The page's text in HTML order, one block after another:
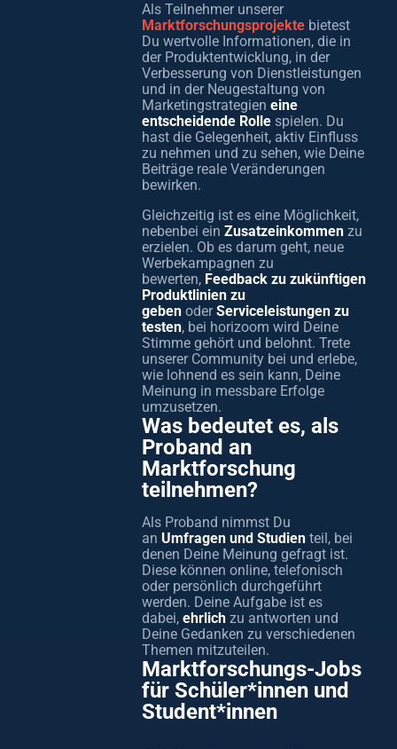
Als Teilnehmer unserer
Marktforschungsprojekte bietest
Du wertvolle Informationen, die in
der Produktentwicklung, in der
Verbesserung von Dienstleistungen
und in der Neugestaltung von
Marketingstrategien eine
entscheidende Rolle spielen. Du
hast die Gelegenheit, aktiv Einfluss
zu nehmen und zu sehen, wie Deine
Beiträge reale Veränderungen
bewirken.
Gleichzeitig ist es eine Möglichkeit,
nebenbei ein Zusatzeinkommen zu
erzielen. Ob es darum geht, neue
Werbekampagnen zu
bewerten, Feedback zu zukünftigen
Produktlinien zu
geben oderServiceleistungen zu
testen, bei horizoom wird Deine
Stimme gehört und belohnt. Trete
unserer Community bei und erlebe,
wie lohnend es sein kann, Deine
Meinung in messbare Erfolge
umzusetzen.
Was bedeutet es, als
Proband an
Marktforschung
teilnehmen?
Als Proband nimmst Du
an Umfragen und Studien teil, bei
denen Deine Meinung gefragt ist.
Diese können online, telefonisch
oder persönlich durchgeführt
werden. Deine Aufgabe ist es
dabei, ehrlich zu antworten und
Deine Gedanken zu verschiedenen
Themen mitzuteilen.
Marktforschungs-Jobs
für Schüler*innen und
Student*innen